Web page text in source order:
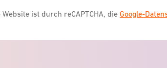
Website ist durch reCAPTCHA, die Google-